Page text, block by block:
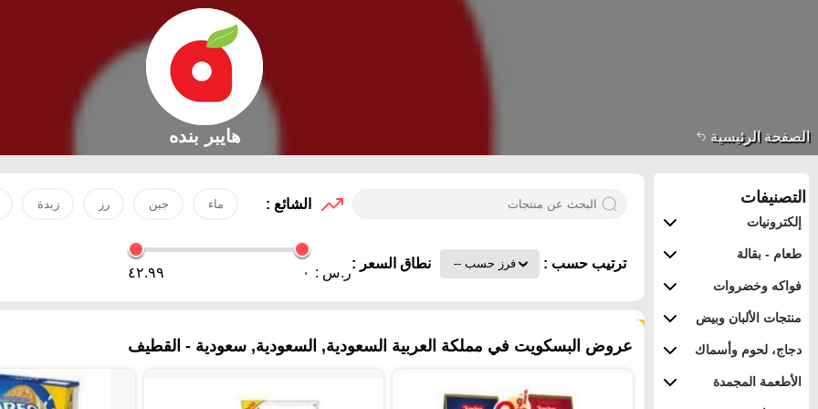
الصفحة الرئيسية هايبر بنده
التصنيفات
إلكترونيات
طعام - بقالة
فواكه وخضروات
منتجات الألبان وبيض
دجاج، لحوم وأسماك
الأطعمة المجمدة
الشائع : ماء جبن رز زبدة
ترتيب حسب : نطاق السعر :
ر.س : ٠ ٤٢.٩٩
عروض البسكويت في مملكة العربية السعودية, السعودية, سعودية - القطيف‎